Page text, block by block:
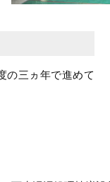
の三ヵ年で進めて